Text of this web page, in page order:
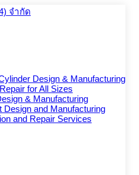
Design & Manufacturing
for All Sizes
& Manufacturing
Design and Manufacturing
and Repair Services
40 Variable
Pumps
กี่ยวกับสินค้า